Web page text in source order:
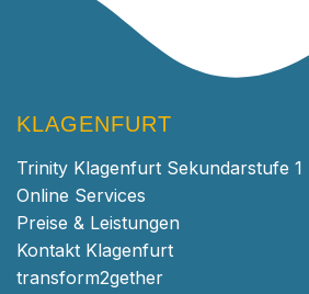
KLAGENFURT
Trinity Klagenfurt Sekundarstufe 1
Online Services
Preise & Leistungen
Kontakt Klagenfurt
transform2gether